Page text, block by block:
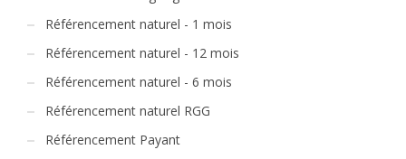
Référencement naturel - 1 mois
Référencement naturel - 12 mois
Référencement naturel - 6 mois
Référencement naturel RGG
Référencement Payant